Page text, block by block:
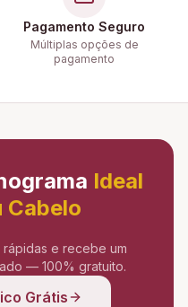
Pagamento Seguro
Múltiplas opções de
pagamento
Ideal
Cabelo
e recebe um
— 100% gratuito.
Grátis